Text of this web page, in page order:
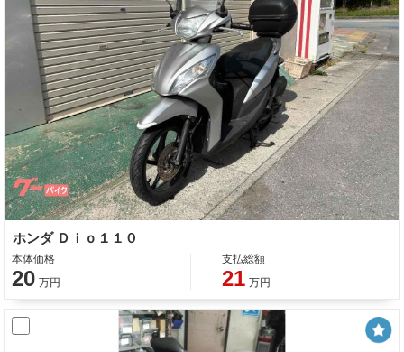
ホンダ Ｄｉｏ１１０
本体価格
20 万円
支払総額
21 万円